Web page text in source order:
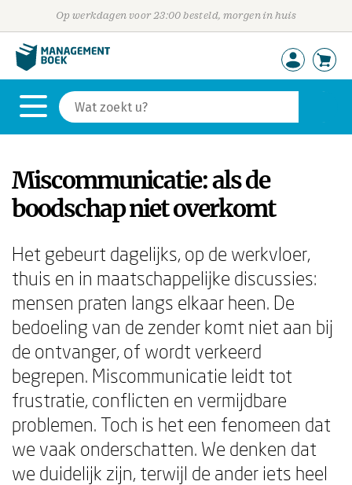
Op werkdagen voor 23:00 besteld, morgen in huis
Miscommunicatie: als de
boodschap niet overkomt
Het gebeurt dagelijks, op de werkvloer,
thuis en in maatschappelijke discussies:
mensen praten langs elkaar heen. De
bedoeling van de zender komt niet aan bij
de ontvanger, of wordt verkeerd
begrepen. Miscommunicatie leidt tot
frustratie, conflicten en vermijdbare
problemen. Toch is het een fenomeen dat
we vaak onderschatten. We denken dat
we duidelijk zijn, terwijl de ander iets heel